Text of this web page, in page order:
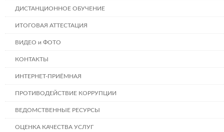
ДИСТАНЦИОННОЕ ОБУЧЕНИЕ
ИТОГОВАЯ АТТЕСТАЦИЯ
ВИДЕО и ФОТО
КОНТАКТЫ
ИНТЕРНЕТ-ПРИЁМНАЯ
ПРОТИВОДЕЙСТВИЕ КОРРУПЦИИ
ВЕДОМСТВЕННЫЕ РЕСУРСЫ
ОЦЕНКА КАЧЕСТВА УСЛУГ